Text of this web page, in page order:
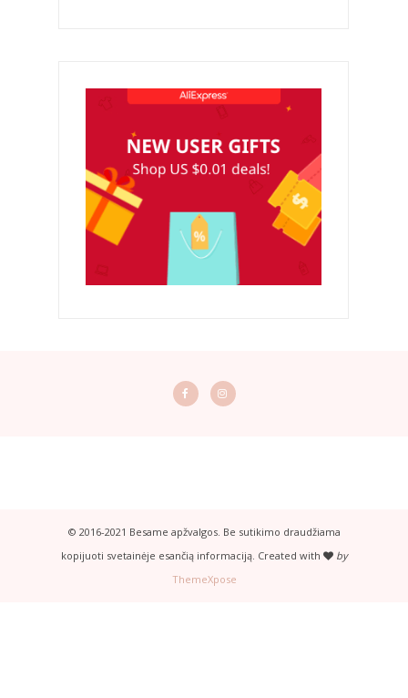
© 2016-2021 Besame apžvalgos. Be sutikimo draudžiama
kopijuoti svetainėje esančią informaciją. Created with
by
ThemeXpose